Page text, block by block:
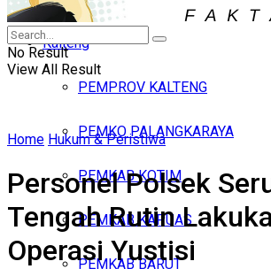
Iklan
Minggu, Agustus 9, 2026
Kalteng
PEMPROV KALTENG
PEMKO PALANGKARAYA
PEMKAB KOTIM
PEMKAB KAPUAS
PEMKAB BARUT
No Result
View All Result
Home Hukum & Peristiwa
Personel Polsek
Tengah Rutin
Operasi Yustisi